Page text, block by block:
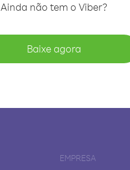
Ainda não tem o Viber?
Baixe agora
EMPRESA